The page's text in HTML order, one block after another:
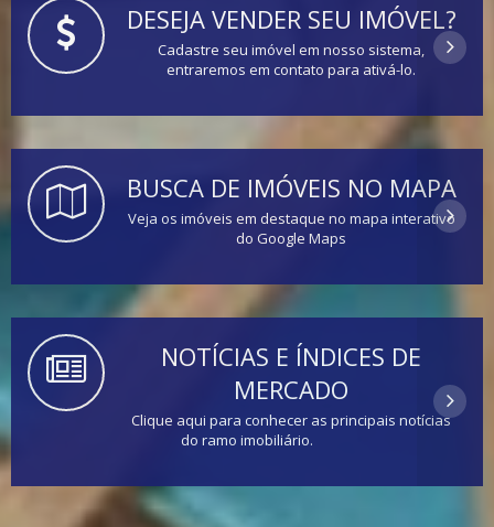
DESEJA VENDER SEU IMÓVEL?
Cadastre seu imóvel em nosso sistema,
entraremos em contato para ativá-lo.
BUSCA DE IMÓVEIS NO MAPA
Veja os imóveis em destaque no mapa interativo
do Google Maps
NOTÍCIAS E ÍNDICES DE
MERCADO
Clique aqui para conhecer as principais notícias
do ramo imobiliário.